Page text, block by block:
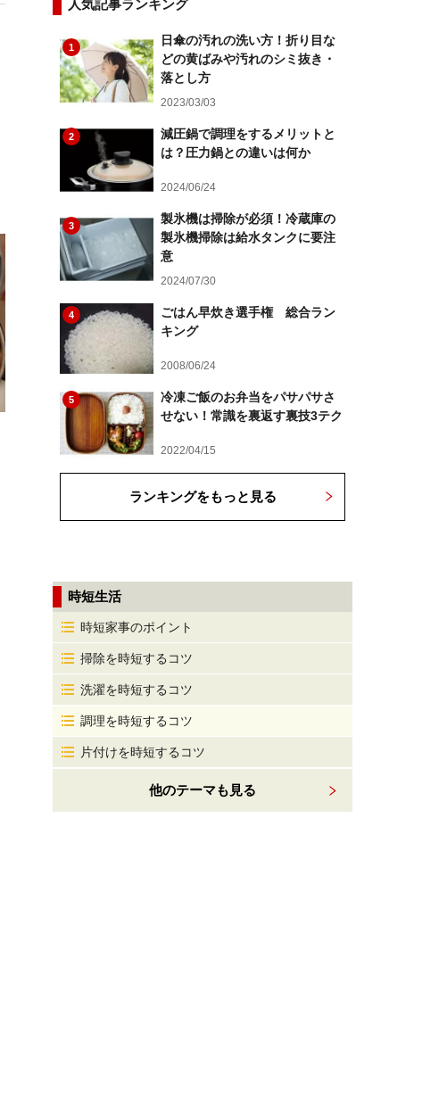
人気記事ランキング
1
日傘の汚れの洗い方！折り目な
どの黄ばみや汚れのシミ抜き・
落とし方
2023/03/03
2
減圧鍋で調理をするメリットと
は？圧力鍋との違いは何か
2024/06/24
3
製氷機は掃除が必須！冷蔵庫の
製氷機掃除は給水タンクに要注
意
2024/07/30
4
ごはん早炊き選手権 総合ラン
キング
2008/06/24
5
冷凍ご飯のお弁当をパサパサさ
せない！常識を裏返す裏技3テク
2022/04/15
ランキングをもっと見る
時短生活
時短家事のポイント
掃除を時短するコツ
洗濯を時短するコツ
調理を時短するコツ
片付けを時短するコツ
他のテーマも見る